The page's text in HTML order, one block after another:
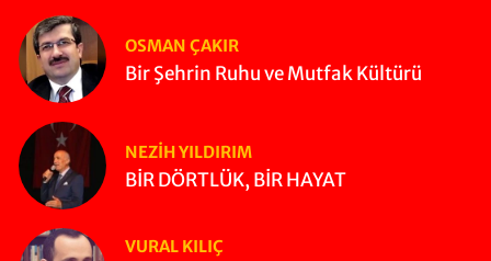
OSMAN ÇAKIR
Bir Şehrin Ruhu ve Mutfak Kültürü
NEZIH YILDIRIM
BİR DÖRTLÜK, BİR HAYAT
VURAL KILIÇ